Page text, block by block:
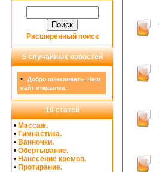
Расширенный поиск
5 случайных новостей
•
Добро пожаловать. Наш
сайт открылся.
10 статей
• Массаж.
• Гимнастика.
• Ванночки.
• Обертывание.
• Нанесение кремов.
• Протирание.